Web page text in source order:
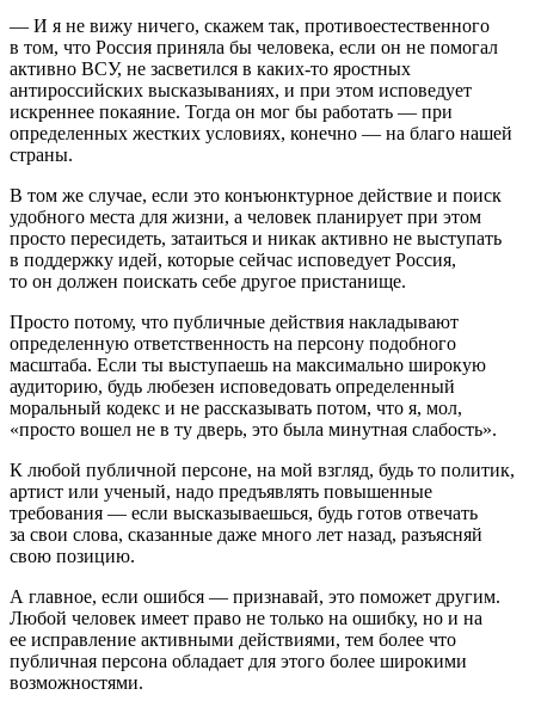
— И я не вижу ничего, скажем так, противоестественного
в том, что Россия приняла бы человека, если он не помогал
активно ВСУ, не засветился в каких-то яростных
антироссийских высказываниях, и при этом исповедует
искреннее покаяние. Тогда он мог бы работать — при
определенных жестких условиях, конечно — на благо нашей
страны.
В том же случае, если это конъюнктурное действие и поиск
удобного места для жизни, а человек планирует при этом
просто пересидеть, затаиться и никак активно не выступать
в поддержку идей, которые сейчас исповедует Россия,
то он должен поискать себе другое пристанище.
Просто потому, что публичные действия накладывают
определенную ответственность на персону подобного
масштаба. Если ты выступаешь на максимально широкую
аудиторию, будь любезен исповедовать определенный
моральный кодекс и не рассказывать потом, что я, мол,
«просто вошел не в ту дверь, это была минутная слабость».
К любой публичной персоне, на мой взгляд, будь то политик,
артист или ученый, надо предъявлять повышенные
требования — если высказываешься, будь готов отвечать
за свои слова, сказанные даже много лет назад, разъясняй
свою позицию.
А главное, если ошибся — признавай, это поможет другим.
Любой человек имеет право не только на ошибку, но и на
ее исправление активными действиями, тем более что
публичная персона обладает для этого более широкими
возможностями.